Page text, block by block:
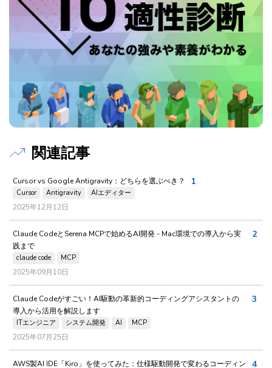
関連記事
Cursor vs Google Antigravity：どちらを選ぶべき？
Cursor Antigravity AIエディター
2025年12月12日
1
Claude CodeとSerena MCPで始めるAI開発 - Mac環境での導入から実
践まで
claude code MCP
2025年09月10日
2
Claude Codeがすごい！AI駆動の革新的コーディングアシスタントの
導入から活用を解説します
ITエンジニア システム開発 AI MCP
2025年07月25日
3
AWS製AI IDE「Kiro」を使ってみた：仕様駆動開発で変わるコーディン
4